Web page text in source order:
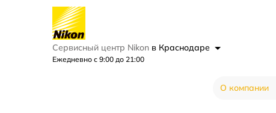
Сервисный центр Nikon в Краснодаре
Ежедневно с 9:00 до 21:00
О компании